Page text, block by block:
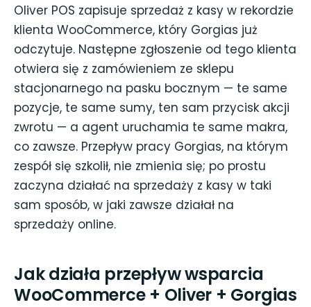
Oliver POS zapisuje sprzedaż z kasy w rekordzie
klienta WooCommerce, który Gorgias już
odczytuje. Następne zgłoszenie od tego klienta
otwiera się z zamówieniem ze sklepu
stacjonarnego na pasku bocznym — te same
pozycje, te same sumy, ten sam przycisk akcji
zwrotu — a agent uruchamia te same makra,
co zawsze. Przepływ pracy Gorgias, na którym
zespół się szkolił, nie zmienia się; po prostu
zaczyna działać na sprzedaży z kasy w taki
sam sposób, w jaki zawsze działał na
sprzedaży online.
Jak działa przepływ wsparcia
WooCommerce + Oliver + Gorgias